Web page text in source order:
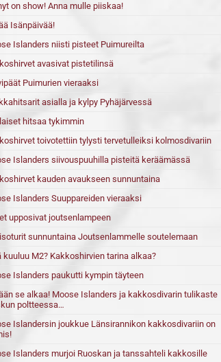
on show! Anna mulle piiskaa!
Isänpäivää!
Islanders niisti pisteet Puimureilta
avasivat pistetilinsä
Puimurien vieraaksi
asialla ja kylpy Pyhäjärvessä
hitsaa tykimmin
toivotettiin tylysti tervetulleiksi kolmosdivariin
Islanders siivouspuuhilla pisteitä keräämässä
kauden avaukseen sunnuntaina
Islanders Suuppareiden vieraaksi
upposivat joutsenlampeen
sunnuntaina Joutsenlammelle soutelemaan
kuuluu M2? Kakkoshirvien tarina alkaa?
Islanders paukutti kympin täyteen
se alkaa! Moose Islanders ja kakkosdivarin tulikaste
poltteessa…
Islandersin joukkue Länsirannikon kakkosdivariin on
Islanders murjoi Ruoskan ja tanssahteli kakkosille